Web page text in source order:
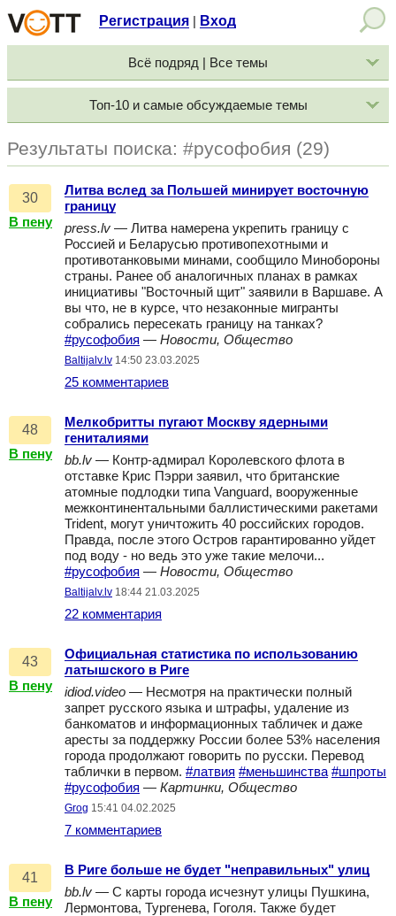
Регистрация Вход
Всё подряд | Все темы
Топ-10 и самые обсуждаемые темы
Результаты поиска: #русофобия (29)
30
В пену
Литва вслед за Польшей минирует восточную
границу
press.lv — Литва намерена укрепить границу с
Россией и Беларусью противопехотными и
противотанковыми минами, сообщило Минобороны
страны. Ранее об аналогичных планах в рамках
инициативы "Восточный щит" заявили в Варшаве. А
вы что, не в курсе, что незаконные мигранты
собрались пересекать границу на танках?
#русофобия — Новости, Общество
Baltijalv.lv 14:50 23.03.2025
25 комментариев
48
В пену
Мелкобритты пугают Москву ядерными
гениталиями
bb.lv — Контр-адмирал Королевского флота в
отставке Крис Пэрри заявил, что британские
атомные подлодки типа Vanguard, вооруженные
межконтинентальными баллистическими ракетами
Trident, могут уничтожить 40 российских городов.
Правда, после этого Остров гарантированно уйдет
под воду - но ведь это уже такие мелочи...
#русофобия — Новости, Общество
Baltijalv.lv 18:44 21.03.2025
22 комментария
43
В пену
Официальная статистика по использованию
латышского в Риге
idiod.video — Несмотря на практически полный
запрет русского языка и штрафы, удаление из
банкоматов и информационных табличек и даже
аресты за поддержку России более 53% населения
города продолжают говорить по русски. Перевод
таблички в первом. #латвия #меньшинства #шпроты
#русофобия — Картинки, Общество
Grog 15:41 04.02.2025
7 комментариев
41
В пену
В Риге больше не будет "неправильных" улиц
bb.lv — С карты города исчезнут улицы Пушкина,
Лермонтова, Тургенева, Гоголя. Также будет